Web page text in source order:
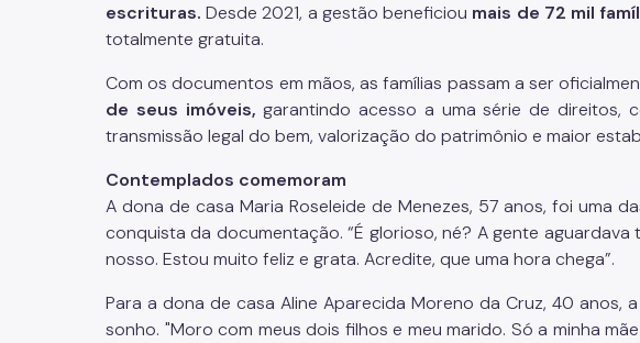
escrituras. Desde 2021, a gestão beneficiou mais de 72 mil
totalmente gratuita.
Com os documentos em mãos, as famílias passam a ser
de seus imóveis, garantindo acesso a uma série de direitos,
transmissão legal do bem, valorização do patrimônio e maior
Contemplados comemoram
A dona de casa Maria Roseleide de Menezes, 57 anos, foi uma
conquista da documentação. “É glorioso, né? A gente
nosso. Estou muito feliz e grata. Acredite, que uma hora chega”.
Para a dona de casa Aline Aparecida Moreno da Cruz, 40 anos,
sonho. "Moro com meus dois filhos e meu marido. Só a minha